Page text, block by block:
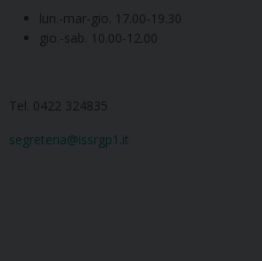
lun.-mar-gio. 17.00-19.30
gio.-sab. 10.00-12.00
Tel. 0422 324835
segreteria@issrgp1.it